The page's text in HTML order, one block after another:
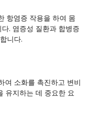
항염증 작용을 하여 몸
. 염증성 질환과 합병증
니다.
여 소화를 촉진하고 변비
유지하는 데 중요한 요